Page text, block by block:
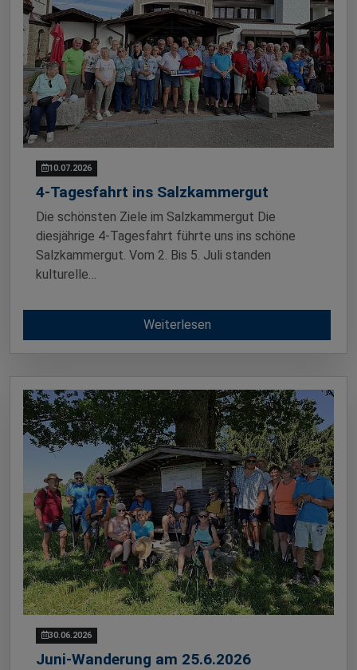
10.07.2026
4-Tagesfahrt ins Salzkammergut
Die schönsten Ziele im Salzkammergut Die
diesjährige 4-Tagesfahrt führte uns ins schöne
Salzkammergut. Vom 2. Bis 5. Juli standen
kulturelle…
Weiterlesen
30.06.2026
Juni-Wanderung am 25.6.2026